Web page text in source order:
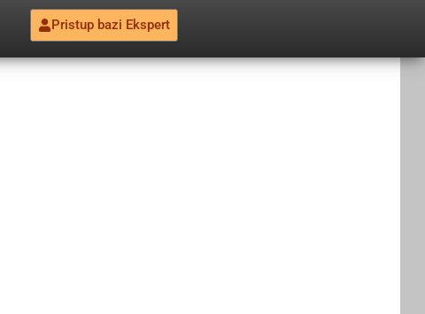
Pristup bazi Ekspert